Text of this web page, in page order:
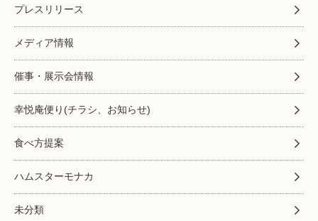
プレスリリース
メディア情報
催事・展示会情報
幸悦庵便り(チラシ、お知らせ)
食べ方提案
ハムスターモナカ
未分類